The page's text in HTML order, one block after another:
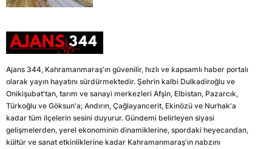
Ajans 344, Kahramanmaraş'ın güvenilir, hızlı ve kapsamlı haber portalı
olarak yayın hayatını sürdürmektedir. Şehrin kalbi Dulkadiroğlu ve
Onikişubat'tan, tarım ve sanayi merkezleri Afşin, Elbistan, Pazarcık,
Türkoğlu ve Göksun'a; Andırın, Çağlayancerit, Ekinözü ve Nurhak'a
kadar tüm ilçelerin sesini duyurur. Gündemi belirleyen siyasi
gelişmelerden, yerel ekonominin dinamiklerine, spordaki heyecandan,
kültür ve sanat etkinliklerine kadar Kahramanmaraş'ın nabzını